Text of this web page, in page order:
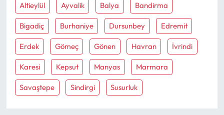
Altieylül Ayvalik Balya Bandirma
Bigadiç Burhaniye Dursunbey Edremit
Erdek Gömeç Gönen Havran İvrindi
Karesi Kepsut Manyas Marmara
Savaştepe Sindirgi Susurluk